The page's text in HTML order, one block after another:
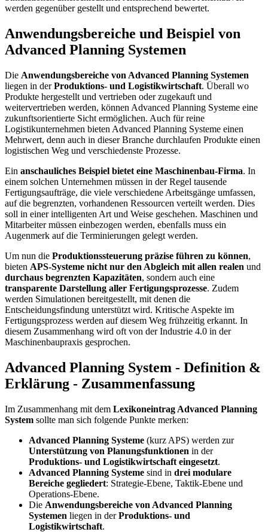
werden gegenüber gestellt und entsprechend bewertet.
Anwendungsbereiche und Beispiel von
Advanced Planning Systemen
Die Anwendungsbereiche von Advanced Planning Systemen
liegen in derProduktions- und Logistikwirtschaft. Überall wo
Produkte hergestellt und vertrieben oder zugekauft und
weitervertrieben werden, können Advanced Planning Systeme eine
zukunftsorientierte Sicht ermöglichen. Auch für reine
Logistikunternehmen bieten Advanced Planning Systeme einen
Mehrwert, denn auch in dieser Branche durchlaufen Produkte einen
logistischen Weg und verschiedenste Prozesse.
Ein anschauliches Beispiel bietet eine Maschinenbau-Firma. In
einem solchen Unternehmen müssen in der Regel tausende
Fertigungsaufträge, die viele verschiedene Arbeitsgänge umfassen,
auf die begrenzten, vorhandenen Ressourcen verteilt werden. Dies
soll in einer intelligenten Art und Weise geschehen. Maschinen und
Mitarbeiter müssen einbezogen werden, ebenfalls muss ein
Augenmerk auf die Terminierungen gelegt werden.
Um nun die Produktionssteuerung präzise führen zu können,
bieten APS-Systeme nicht nur den Abgleich mit allen realen und
durchaus begrenzten Kapazitäten, sondern auch eine
transparente Darstellung aller Fertigungsprozesse. Zudem
werden Simulationen bereitgestellt, mit denen die
Entscheidungsfindung unterstützt wird. Kritische Aspekte im
Fertigungsprozess werden auf diesem Weg frühzeitig erkannt. In
diesem Zusammenhang wird oft von der Industrie 4.0 in der
Maschinenbaupraxis gesprochen.
Advanced Planning System - Definition &
Erklärung - Zusammenfassung
Im Zusammenhang mit dem Lexikoneintrag Advanced Planning
System sollte man sich folgende Punkte merken:
Advanced Planning Systeme (kurz APS) werden zur
Unterstützung von Planungsfunktionen in der
Produktions- und Logistikwirtschaft eingesetzt.
Advanced Planning Systeme sind in drei modulare
Bereiche gegliedert: Strategie-Ebene, Taktik-Ebene und
Operations-Ebene.
Die Anwendungsbereiche von Advanced Planning
Systemen liegen in derProduktions- und
Logistikwirtschaft.